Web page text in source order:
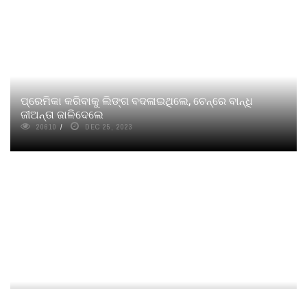
ପ୍ରେମିକା କରିବାକୁ ଲିଙ୍ଗ ବଦଳାଇଥିଲେ, ଚେନ୍‌ରେ ବାନ୍ଧି
ଜୀଅନ୍ତା ଜାଳିଦେଲେ
20610 DEC 25, 2023